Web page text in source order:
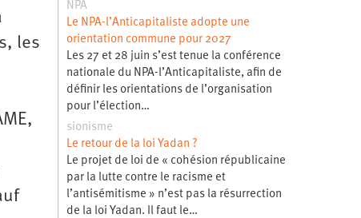
les
NPA
Le NPA-l’Anticapitaliste adopte une
orientation commune pour 2027
Les 27 et 28 juin s’est tenue la conférence
nationale du NPA-l’Anticapitaliste, afin de
définir les orientations de l’organisation
pour l’élection…
sionisme
Le retour de la loi Yadan ?
Le projet de loi de « cohésion républicaine
par la lutte contre le racisme et
l’antisémitisme » n’est pas la résurrection
de la loi Yadan. Il faut le…